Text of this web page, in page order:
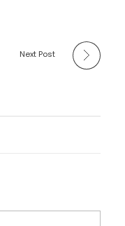
Next Post